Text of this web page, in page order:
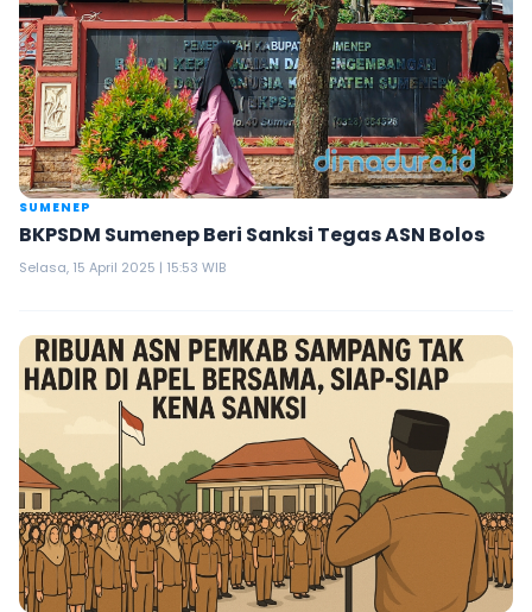
SUMENEP
BKPSDM Sumenep Beri Sanksi Tegas ASN Bolos
Selasa, 15 April 2025 | 15:53 WIB